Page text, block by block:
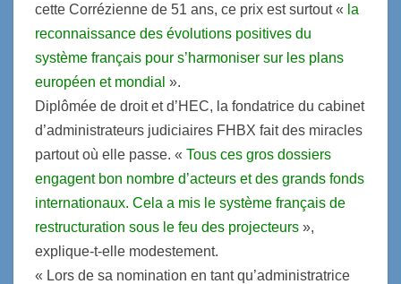
cette Corrézienne de 51 ans, ce prix est surtout « la
reconnaissance des évolutions positives du
système français pour s’harmoniser sur les plans
européen et mondial ».
Diplômée de droit et d’HEC, la fondatrice du cabinet
d’administrateurs judiciaires FHBX fait des miracles
partout où elle passe. « Tous ces gros dossiers
engagent bon nombre d’acteurs et des grands fonds
internationaux. Cela a mis le système français de
restructuration sous le feu des projecteurs »,
explique-t-elle modestement.
« Lors de sa nomination en tant qu’administratrice